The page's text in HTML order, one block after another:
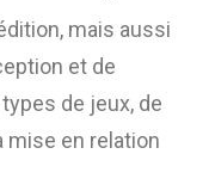
mais aussi
et de
de jeux, de
mise en relation